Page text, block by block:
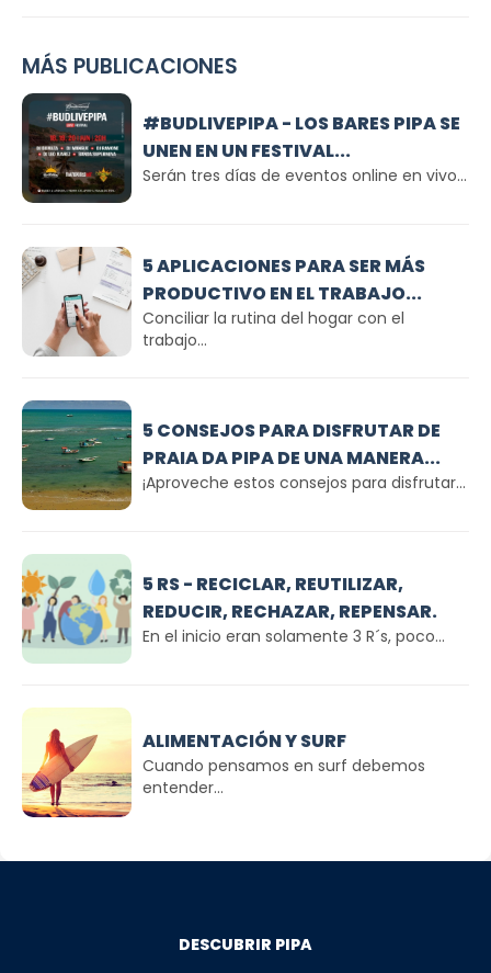
MÁS PUBLICACIONES
#BUDLIVEPIPA - LOS BARES PIPA SE
UNEN EN UN FESTIVAL...
Serán tres días de eventos online en vivo...
5 APLICACIONES PARA SER MÁS
PRODUCTIVO EN EL TRABAJO...
Conciliar la rutina del hogar con el
trabajo...
5 CONSEJOS PARA DISFRUTAR DE
PRAIA DA PIPA DE UNA MANERA...
¡Aproveche estos consejos para disfrutar...
5 RS - RECICLAR, REUTILIZAR,
REDUCIR, RECHAZAR, REPENSAR.
En el inicio eran solamente 3 R´s, poco...
ALIMENTACIÓN Y SURF
Cuando pensamos en surf debemos
entender...
DESCUBRIR PIPA